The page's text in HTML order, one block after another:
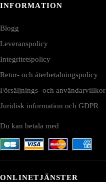
INFORMATION
Blogg
Leveranspolicy
Integritetspolicy
Retur- och återbetalningspolicy
Försäljnings- och användarvillkor
Juridisk information och GDPR
Du kan betala med
ONLINETJÄNSTER